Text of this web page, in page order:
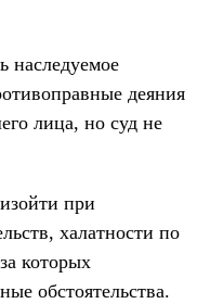
наследуемое
деяния
лица, но суд не
при
халатности по
которых
обстоятельства.